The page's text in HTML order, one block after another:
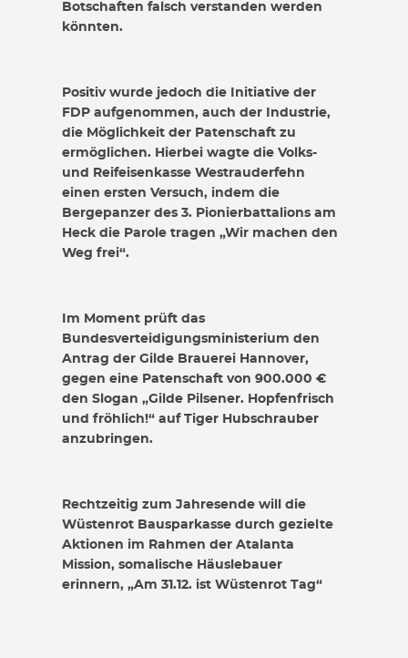
Botschaften falsch verstanden werden
könnten.
Positiv wurde jedoch die Initiative der
FDP aufgenommen, auch der Industrie,
die Möglichkeit der Patenschaft zu
ermöglichen. Hierbei wagte die Volks-
und Reifeisenkasse Westrauderfehn
einen ersten Versuch, indem die
Bergepanzer des 3. Pionierbattalions am
Heck die Parole tragen „Wir machen den
Weg frei“.
Im Moment prüft das
Bundesverteidigungsministerium den
Antrag der Gilde Brauerei Hannover,
gegen eine Patenschaft von 900.000 €
den Slogan „Gilde Pilsener. Hopfenfrisch
und fröhlich!“ auf Tiger Hubschrauber
anzubringen.
Rechtzeitig zum Jahresende will die
Wüstenrot Bausparkasse durch gezielte
Aktionen im Rahmen der Atalanta
Mission, somalische Häuslebauer
erinnern, „Am 31.12. ist Wüstenrot Tag“